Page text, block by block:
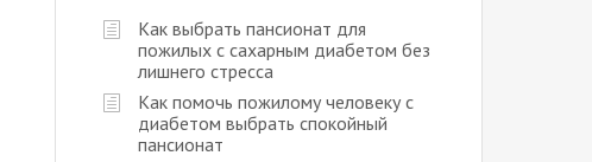
Как выбрать пансионат для
пожилых с сахарным диабетом без
лишнего стресса
Как помочь пожилому человеку с
диабетом выбрать спокойный
пансионат